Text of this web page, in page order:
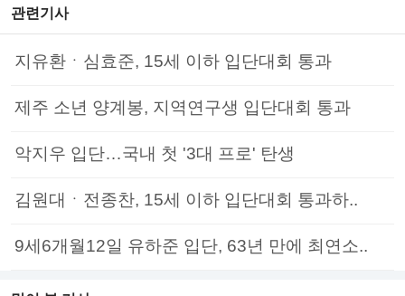
관련기사
지유환ㆍ심효준, 15세 이하 입단대회 통과
제주 소년 양계봉, 지역연구생 입단대회 통과
악지우 입단…국내 첫 '3대 프로' 탄생
김원대ㆍ전종찬, 15세 이하 입단대회 통과하..
9세6개월12일 유하준 입단, 63년 만에 최연소..